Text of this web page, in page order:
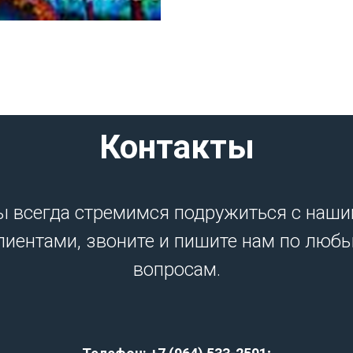
Контакты
всегда стремимся подружиться с
звоните и пишите нам по
вопросам.